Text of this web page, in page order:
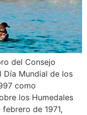
del Consejo
Día Mundial de los
como
los Humedales
de 1971,